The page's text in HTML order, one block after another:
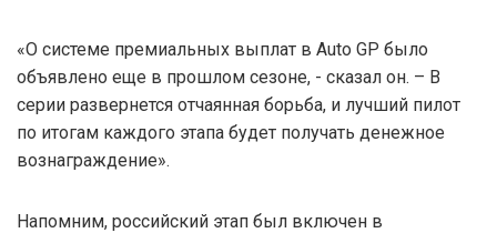
«О системе премиальных выплат в Auto GP было
объявлено еще в прошлом сезоне, - сказал он. – В
серии развернется отчаянная борьба, и лучший пилот
по итогам каждого этапа будет получать денежное
вознаграждение».
Напомним, российский этап был включен в